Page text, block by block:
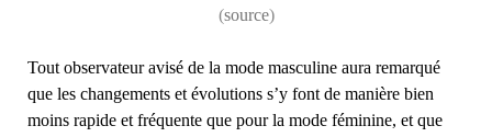
(source)
Tout observateur avisé de la mode masculine aura remarqué
que les changements et évolutions s’y font de manière bien
moins rapide et fréquente que pour la mode féminine, et que